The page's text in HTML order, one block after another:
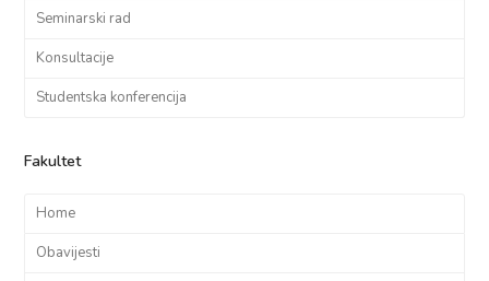
Seminarski rad
Konsultacije
Studentska konferencija
Fakultet
Home
Obavijesti